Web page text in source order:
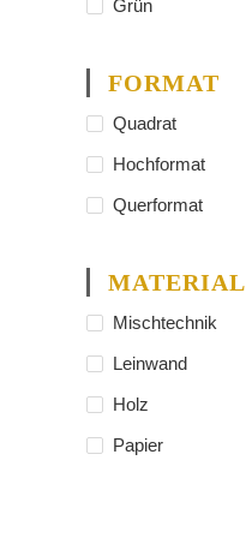
Grün
FORMAT
Quadrat
Hochformat
Querformat
MATERIAL
Mischtechnik
Leinwand
Holz
Papier